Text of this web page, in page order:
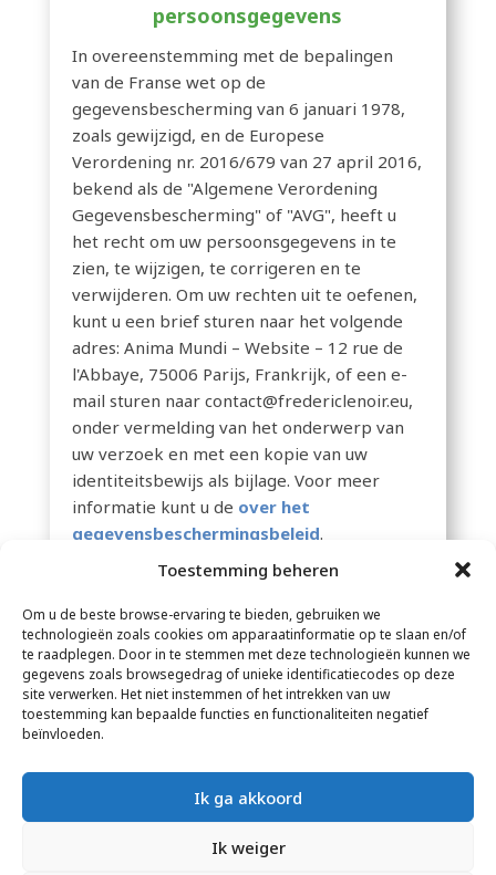
Toestemming beheren
Om u de beste browse-ervaring te bieden, gebruiken we
technologieën zoals cookies om apparaatinformatie op te slaan en/of
te raadplegen. Door in te stemmen met deze technologieën kunnen we
gegevens zoals browsegedrag of unieke identificatiecodes op deze
site verwerken. Het niet instemmen of het intrekken van uw
toestemming kan bepaalde functies en functionaliteiten negatief
beïnvloeden.
Ik ga akkoord
Ik weiger
persoonsgegevens
In overeenstemming met de bepalingen
van de Franse wet op de
gegevensbescherming van 6 januari 1978,
zoals gewijzigd, en de Europese
Verordening nr. 2016/679 van 27 april 2016,
bekend als de "Algemene Verordening
Gegevensbescherming" of "AVG", heeft u
het recht om uw persoonsgegevens in te
zien, te wijzigen, te corrigeren en te
verwijderen. Om uw rechten uit te oefenen,
kunt u een brief sturen naar het volgende
adres: Anima Mundi – Website – 12 rue de
l'Abbaye, 75006 Parijs, Frankrijk, of een e-
mail sturen naar contact@fredericlenoir.eu,
onder vermelding van het onderwerp van
uw verzoek en met een kopie van uw
identiteitsbewijs als bijlage. Voor meer
informatie kunt u de over het
gegevensbeschermingsbeleid.